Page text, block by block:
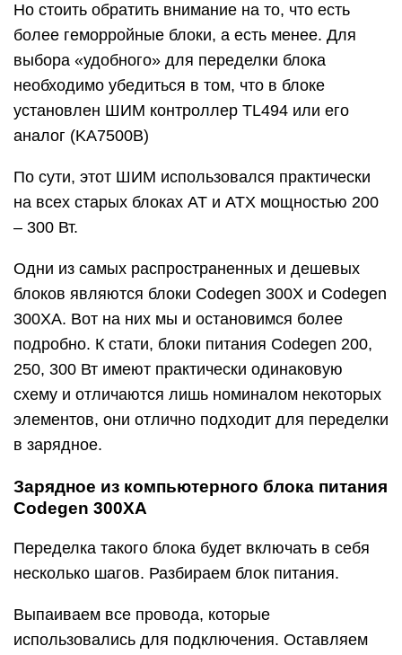
Но стоить обратить внимание на то, что есть
более геморройные блоки, а есть менее. Для
выбора «удобного» для переделки блока
необходимо убедиться в том, что в блоке
установлен ШИМ контроллер TL494 или его
аналог (KA7500B)
По сути, этот ШИМ использовался практически
на всех старых блоках AT и ATX мощностью 200
– 300 Вт.
Одни из самых распространенных и дешевых
блоков являются блоки Codegen 300X и Codegen
300XA. Вот на них мы и остановимся более
подробно. К стати, блоки питания Codegen 200,
250, 300 Вт имеют практически одинаковую
схему и отличаются лишь номиналом некоторых
элементов, они отлично подходит для переделки
в зарядное.
Зарядное из компьютерного блока питания
Codegen 300XA
Переделка такого блока будет включать в себя
несколько шагов. Разбираем блок питания.
Выпаиваем все провода, которые
использовались для подключения. Оставляем